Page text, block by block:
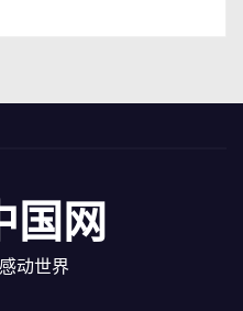
国网
动世界